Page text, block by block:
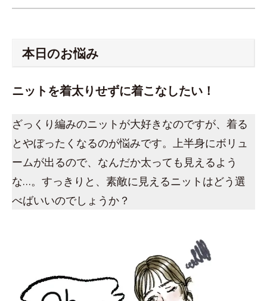
本日のお悩み
ニットを着太りせずに着こなしたい！
ざっくり編みのニットが大好きなのですが、着る
とやぼったくなるのが悩みです。上半身にボリュ
ームが出るので、なんだか太っても見えるよう
な…。すっきりと、素敵に見えるニットはどう選
べばいいのでしょうか？